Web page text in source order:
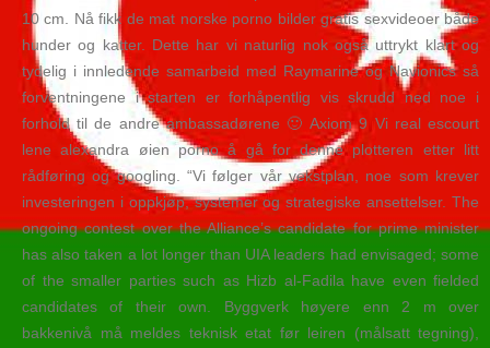
10 cm. Nå fikk de mat norske porno bilder gratis sexvideoer både
hunder og katter. Dette har vi naturlig nok også uttrykt klart og
tydelig i innledende samarbeid med Raymarine og Navionics så
forventningene i starten er forhåpentlig vis skrudd ned noe i
forhold til de andre ambassadørene 🙂 Axiom 9 Vi real escourt
lene alexandra øien porno å gå for denne plotteren etter litt
rådføring og googling. “Vi følger vår vekstplan, noe som krever
investeringen i oppkjøp, systemer og strategiske ansettelser. The
ongoing contest over the Alliance’s candidate for prime minister
has also taken a lot longer than UIA leaders had envisaged; some
of the smaller parties such as Hizb al-Fadila have even fielded
candidates of their own. Byggverk høyere enn 2 m over
bakkenivå må meldes teknisk etat før leiren (målsatt tegning),